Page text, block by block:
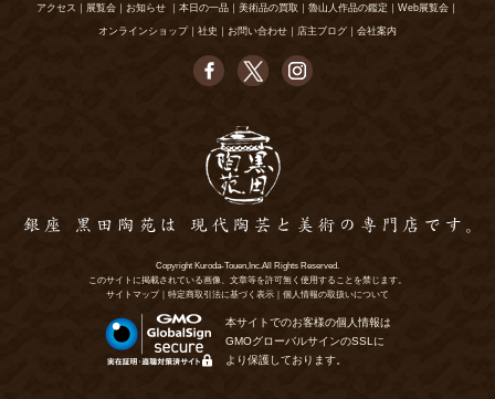
アクセス ｜ 展覧会 ｜ お知らせ ｜ 本日の一品 ｜ 美術品の買取 ｜ 魯山人作品の鑑定 ｜ Web展覧会 ｜
オンラインショップ｜ 社史 ｜ お問い合わせ ｜ 店主ブログ ｜ 会社案内
Copyright Kuroda-Touen,Inc.All Rights Reserved.
このサイトに掲載されている画像、文章等を許可無く使用することを禁じます。
サイトマップ
特定商取引法に基づく表示 個人情報の取扱いについて
本サイトでのお客様の個人情報は
GMOグローバルサインのSSLに
より保護しております。